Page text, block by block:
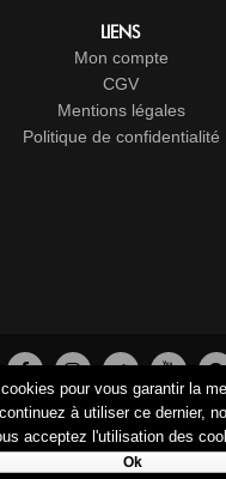
LIENS
Mon compte
CGV
Mentions légales
Politique de confidentialité
Cristal Groupe-Studio
réservés
pour vous garantir la
à utiliser ce dernier,
acceptez l'utilisation des
Ok